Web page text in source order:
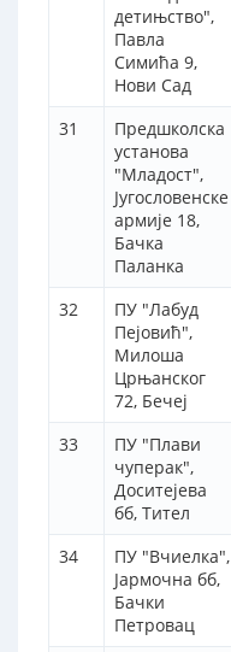
детињство",
Павла
Симића 9,
Нови Сад
31
Предшколска
установа
"Младост",
Југословенске
армије 18,
Бачка
Паланка
32
ПУ "Лабуд
Пејовић",
Милоша
Црњанског
72, Бечеј
33
ПУ "Плави
чуперак",
Доситејева
бб, Тител
34
ПУ "Вчиелка",
Јармочна бб,
Бачки
Петровац